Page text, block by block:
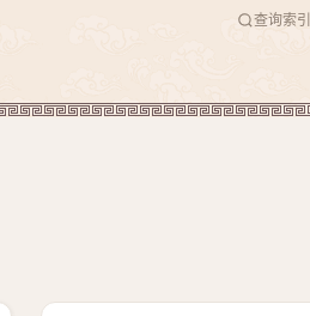
查询索引